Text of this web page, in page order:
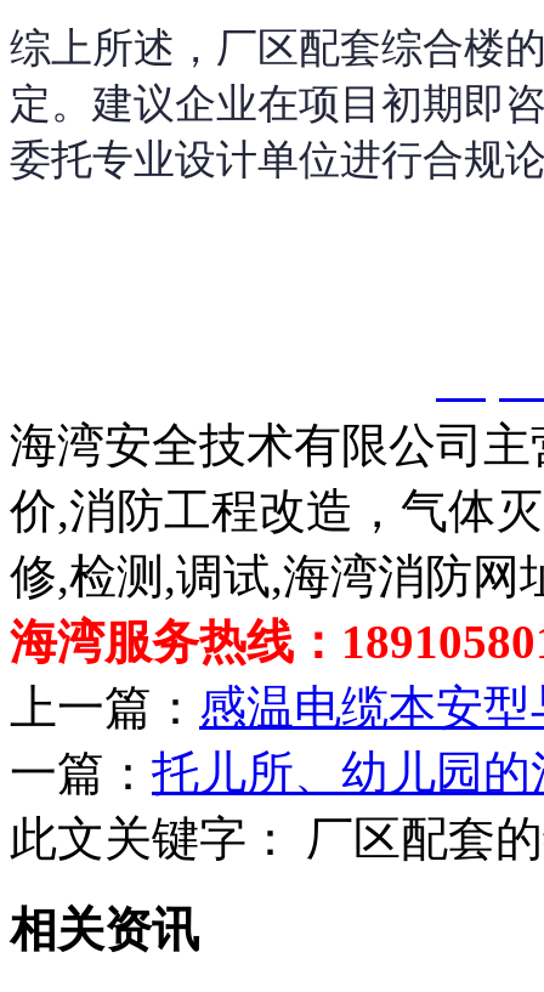
综上所述，厂区配套综合楼
定。建议企业在项目初期即
委托专业设计单位进行合规
海湾安全技术有限公司
价,消防工程改造，气体
修,检测,调试,海湾消防网
海湾服务热线：
上一篇： 感温电缆本安
一篇： 托儿所、幼儿园
此文关键字：
厂区配套
相关资讯